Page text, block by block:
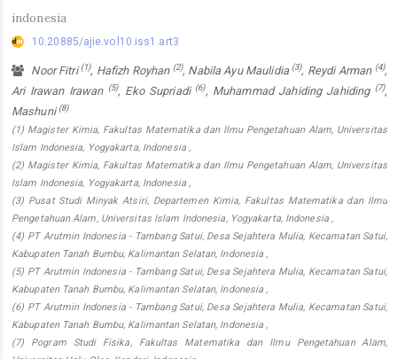
indonesia
10.20885/ajie.vol10.iss1.art3
Noor Fitri(1), Hafizh Royhan (2), Nabila Ayu Maulidia (3), Reydi Arman (4),
Ari Irawan Irawan (5), Eko Supriadi (6), Muhammad Jahiding Jahiding (7),
Mashuni(8)
(1) Magister Kimia, Fakultas Matematika dan Ilmu Pengetahuan Alam, Universitas
Islam Indonesia, Yogyakarta, Indonesia ,
(2) Magister Kimia, Fakultas Matematika dan Ilmu Pengetahuan Alam, Universitas
Islam Indonesia, Yogyakarta, Indonesia ,
(3) Pusat Studi Minyak Atsiri, Departemen Kimia, Fakultas Matematika dan Ilmu
Pengetahuan Alam, Universitas Islam Indonesia, Yogyakarta, Indonesia ,
(4) PT Arutmin Indonesia - Tambang Satui, Desa Sejahtera Mulia, Kecamatan Satui,
Kabupaten Tanah Bumbu, Kalimantan Selatan, Indonesia ,
(5) PT Arutmin Indonesia - Tambang Satui, Desa Sejahtera Mulia, Kecamatan Satui,
Kabupaten Tanah Bumbu, Kalimantan Selatan, Indonesia ,
(6) PT Arutmin Indonesia - Tambang Satui, Desa Sejahtera Mulia, Kecamatan Satui,
Kabupaten Tanah Bumbu, Kalimantan Selatan, Indonesia ,
(7) Pogram Studi Fisika, Fakultas Matematika dan Ilmu Pengetahuan Alam,